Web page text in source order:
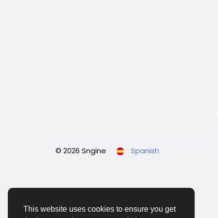
This website uses cookies to ensure you get
© 2026 Sngine Spanish